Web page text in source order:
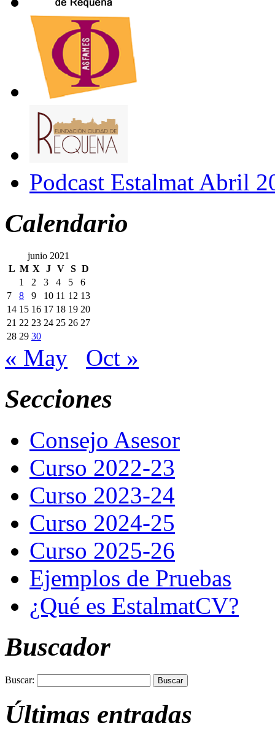
Podcast Estalmat Abril
Calendario
junio 2021
L M X J V S D
1
2 3 4 5
6
7
8 9 10 11 12 13
14 15 16 17 18 19 20
21 22 23 24 25 26 27
28 29 30
« May Oct »
Secciones
Consejo Asesor
Curso 2022-23
Curso 2023-24
Curso 2024-25
Curso 2025-26
Ejemplos de Pruebas
¿Qué es EstalmatCV?
Buscador
Buscar:
Últimas entradas